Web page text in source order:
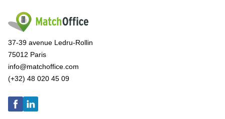
37-39 avenue Ledru-Rollin
75012 Paris
info@matchoffice.com
(+32) 48 020 45 09